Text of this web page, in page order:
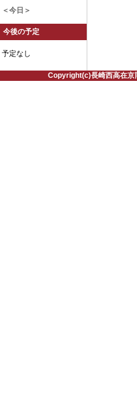
＜今日＞
今後の予定
予定なし
Copyright(c)長崎西高在